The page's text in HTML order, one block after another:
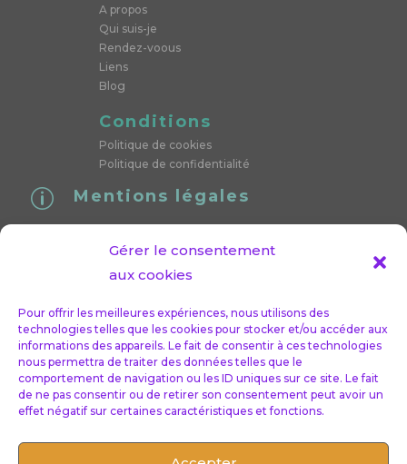
Gérer le consentement
aux cookies
Pour offrir les meilleures expériences, nous utilisons des
technologies telles que les cookies pour stocker et/ou accéder aux
informations des appareils. Le fait de consentir à ces technologies
nous permettra de traiter des données telles que le
comportement de navigation ou les ID uniques sur ce site. Le fait
de ne pas consentir ou de retirer son consentement peut avoir un
effet négatif sur certaines caractéristiques et fonctions.
A propos
Qui suis-je
Rendez-voous
Liens
Blog
Conditions
Politique de cookies
Politique de confidentialité
p Mentions légales
SIRET : 89375824300024
médiation de la consommation. L’entité de médiation
retenue est : CNPM – MEDIATION DE LA
CONSOMMATION. En cas de litige, vous pouvez déposer
votre réclamation sur son site : https://cnpm- mediation-
consommation.eu ou par voie postale en écrivant à
la libération – 42400 Saint- Chamond »